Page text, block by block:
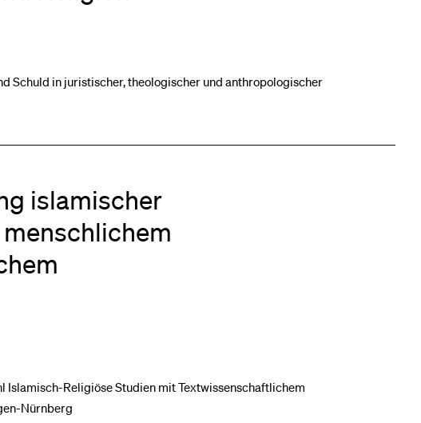
Schuld in juristischer, theologischer und anthropologischer
islamischer
Islamisch-Religiöse Studien mit Textwissenschaftlichem
Nürnberg